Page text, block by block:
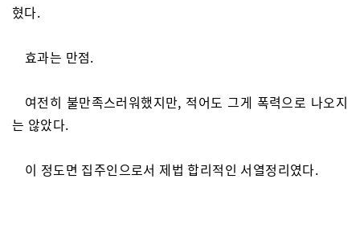
혔다.
효과는 만점.
여전히 불만족스러워했지만, 적어도 그게 폭력으로 나오지
는 않았다.
이 정도면 집주인으로서 제법 합리적인 서열정리였다.